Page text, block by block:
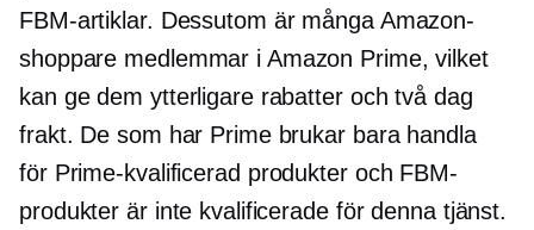
FBM-artiklar. Dessutom är många Amazon-
shoppare medlemmar i Amazon Prime, vilket
kan ge dem ytterligare rabatter ochtvå dag
frakt. De som har Prime brukar bara handla
för Prime-kvalificerad produkter och FBM-
produkter är inte kvalificerade för denna tjänst.